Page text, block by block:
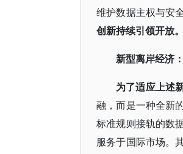
维护数据主权与安
创新持续引领开放。
新型离岸经济
为了适应上述
融，而是一种全新
标准规则接轨的数
服务于国际市场。